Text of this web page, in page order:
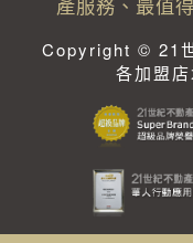
Copyright © 21
各加盟